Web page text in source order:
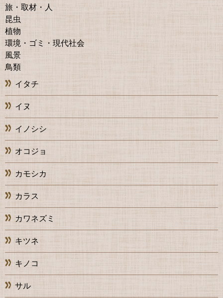
旅・取材・人
昆虫
植物
環境・ゴミ・現代社会
風景
鳥類
イタチ
イヌ
イノシシ
オコジョ
カモシカ
カラス
カワネズミ
キツネ
キノコ
サル